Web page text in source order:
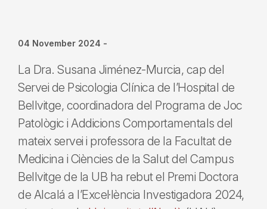
04 November 2024 -
La Dra. Susana Jiménez-Murcia, cap del
Servei de Psicologia Clínica de l’Hospital de
Bellvitge, coordinadora del Programa de Joc
Patològic i Addicions Comportamentals del
mateix servei i professora de la Facultat de
Medicina i Ciències de la Salut del Campus
Bellvitge de la UB ha rebut el Premi Doctora
de Alcalá a l’Excel·lència Investigadora 2024,